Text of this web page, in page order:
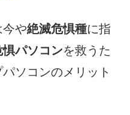
や絶滅危惧種に指
パソコンを救うた
ソコンのメリット